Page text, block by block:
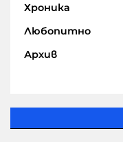
Хроника
Любопитно
Архив